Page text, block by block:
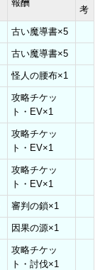
報酬
考
古い魔導書×5
古い魔導書×5
怪人の腰布×1
攻略チケッ
ト・EV×1
攻略チケッ
ト・EV×1
攻略チケッ
ト・EV×1
審判の鎖×1
因果の源×1
攻略チケッ
ト・討伐×1